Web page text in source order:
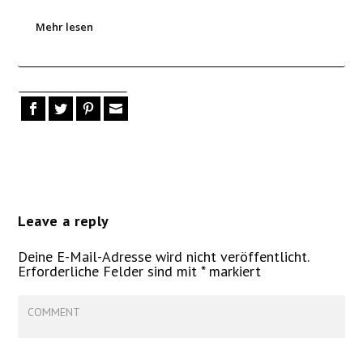
Mehr lesen
Leave a reply
Deine E-Mail-Adresse wird nicht veröffentlicht.
Erforderliche Felder sind mit*markiert